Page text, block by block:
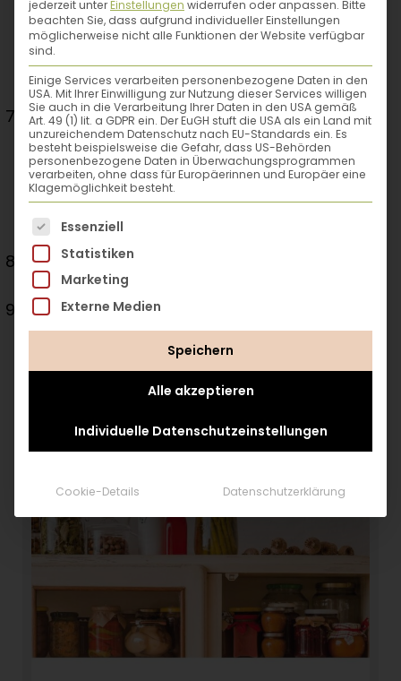
Mit einem dicken Tuch oder einer Decke
zudecken, damit die Gläser langsam
auskühlen können und nicht durch zu rasche
Temperaturunterschiede zerspringen.
Wenn die Gläser richtig kalt sind,
kontrollieren, ob die Deckel fest sitzen.
Twist-off-Deckel müssen leicht nach unten
gewölbt sein. Das Einziehen des
Schraubdeckels macht beim Einkochen bzw.
Abkühlen ein ploppendes Geräusch.
Die Gläser beschriften (Inhalt und
Abfülldatum).
Kühl und dunkel lagern. Eingekochtes ist bis
zu 1 Jahr und länger haltbar. Sollte während
der Lagerzeit der Deckel aufgehen oder sich
der Schraubdeckel nach oben wölben, den
Inhalt unbedingt entsorgen und nicht
verzehren.
jederzeit unterEinstellungen widerrufen oder anpassen. Bitte
beachten Sie, dass aufgrund individueller Einstellungen
möglicherweise nicht alle Funktionen der Website verfügbar
sind.
Einige Services verarbeiten personenbezogene Daten in den
USA. Mit Ihrer Einwilligung zur Nutzung dieser Services willigen
Sie auch in die Verarbeitung Ihrer Daten in den USA gemäß
Art. 49 (1) lit. a GDPR ein. Der EuGH stuft die USA als ein Land mit
unzureichendem Datenschutz nach EU-Standards ein. Es
besteht beispielsweise die Gefahr, dass US-Behörden
personenbezogene Daten in Überwachungsprogrammen
verarbeiten, ohne dass für Europäerinnen und Europäer eine
Klagemöglichkeit besteht.
Es folgt eine Liste der Service-Gruppen, für die
Essenziell
Statistiken
Marketing
Externe Medien
Speichern
Alle akzeptieren
Individuelle Datenschutzeinstellungen
Cookie-Details Datenschutzerklärung